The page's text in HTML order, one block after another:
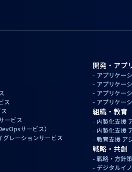
ス
ービス
サービス）
グレーションサービス
開発・アプ
アプリケー
アプリケー
アプリケー
アプリケー
組織・教育
内製化支援
内製化支援
教育支援 ア
戦略・共創
戦略・方針
デジタルイ